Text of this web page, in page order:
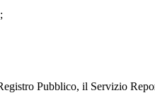
Pubblico, il Servizio